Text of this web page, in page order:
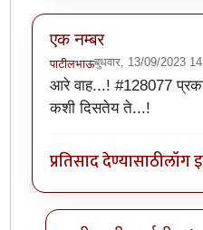
एक नम्बर
पाटीलभाऊबुधवार, 13/09/2023
आरे वाह...! #128077
कशी दिसतेय ते...!
प्रतिसाद देण्यासाठीलॉग